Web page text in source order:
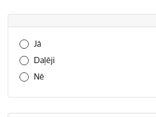
Vai šī informācija bija noderīga?
Jā
Daļēji
Nē